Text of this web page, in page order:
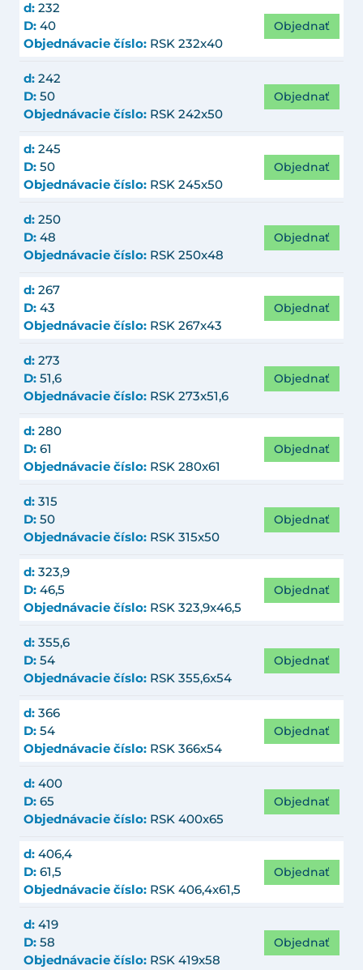
d: 232
D: 40
Objednávacie číslo: RSK 232x40
Objednať
d: 242
D: 50
Objednávacie číslo: RSK 242x50
Objednať
d: 245
D: 50
Objednávacie číslo: RSK 245x50
Objednať
d: 250
D: 48
Objednávacie číslo: RSK 250x48
Objednať
d: 267
D: 43
Objednávacie číslo: RSK 267x43
Objednať
d: 273
D: 51,6
Objednávacie číslo: RSK 273x51,6
Objednať
d: 280
D: 61
Objednávacie číslo: RSK 280x61
Objednať
d: 315
D: 50
Objednávacie číslo: RSK 315x50
Objednať
d: 323,9
D: 46,5
Objednávacie číslo: RSK 323,9x46,5
Objednať
d: 355,6
D: 54
Objednávacie číslo: RSK 355,6x54
Objednať
d: 366
D: 54
Objednávacie číslo: RSK 366x54
Objednať
d: 400
D: 65
Objednávacie číslo: RSK 400x65
Objednať
d: 406,4
D: 61,5
Objednávacie číslo: RSK 406,4x61,5
Objednať
d: 419
D: 58
Objednávacie číslo: RSK 419x58
Objednať